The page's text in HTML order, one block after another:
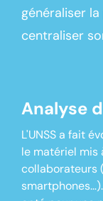
généraliser
centraliser
Analyse
L'UNSS a fait
le matériel mis
collaborateurs